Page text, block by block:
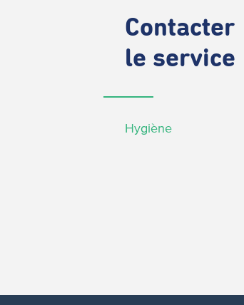
Contacter
le service
Hygiène